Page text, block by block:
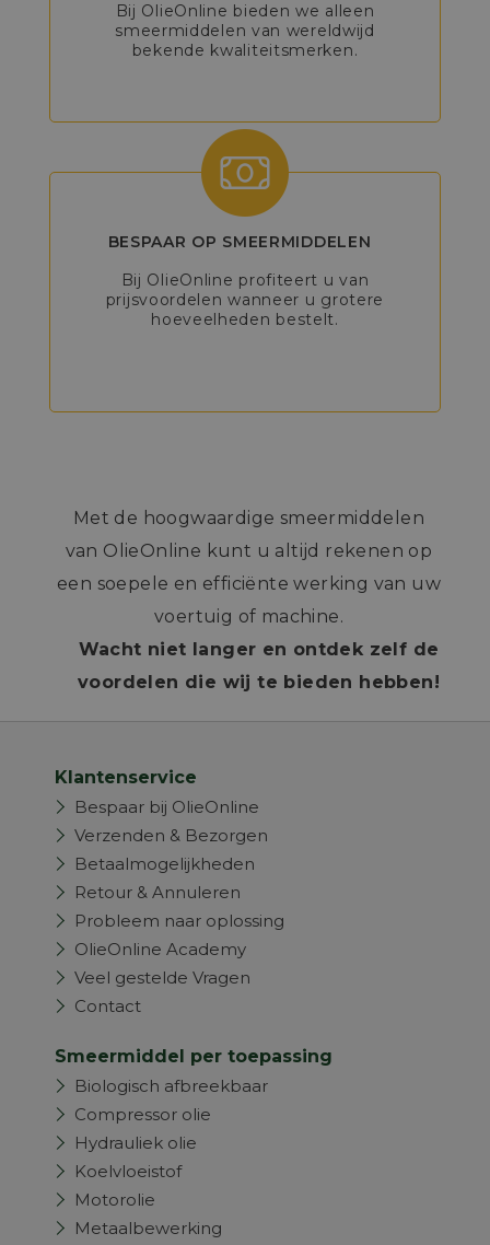
Bij OlieOnline bieden we alleen
smeermiddelen van wereldwijd
bekende kwaliteitsmerken.
BESPAAR OP SMEERMIDDELEN
Bij OlieOnline profiteert u van
prijsvoordelen wanneer u grotere
hoeveelheden bestelt.
Met de hoogwaardige smeermiddelen
van OlieOnline kunt u altijd rekenen op
een soepele en efficiënte werking van uw
voertuig of machine.
Wacht niet langer en ontdek zelf de
voordelen die wij te bieden hebben!
Klantenservice
Bespaar bij OlieOnline
Verzenden & Bezorgen
Betaalmogelijkheden
Retour & Annuleren
Probleem naar oplossing
OlieOnline Academy
Veel gestelde Vragen
Contact
Smeermiddel per toepassing
Biologisch afbreekbaar
Compressor olie
Hydrauliek olie
Koelvloeistof
Motorolie
Metaalbewerking